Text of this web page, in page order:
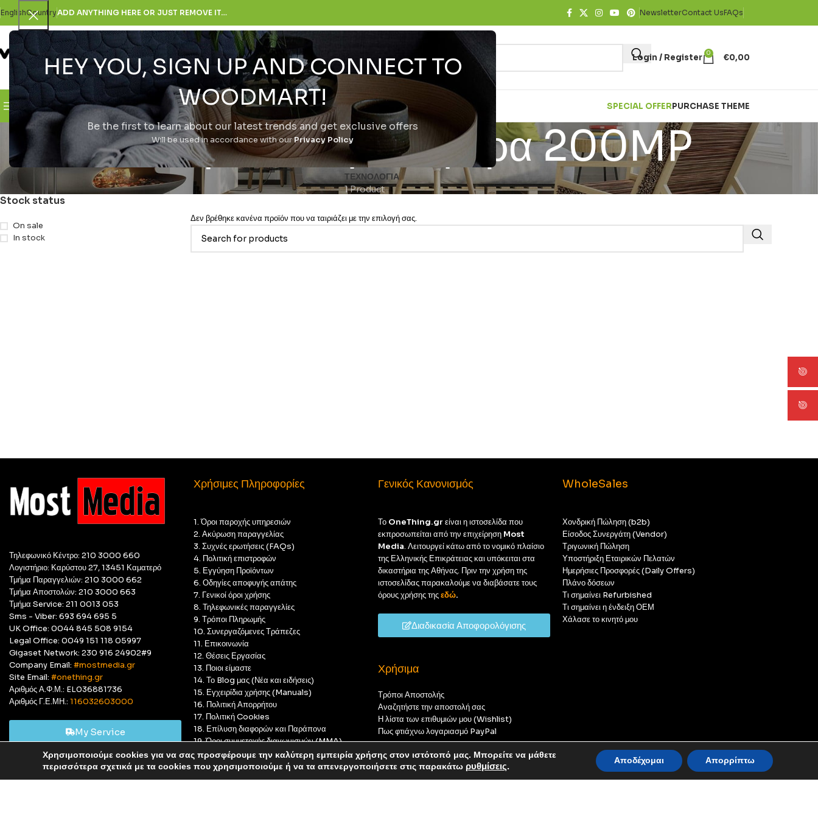
HEY YOU, SIGN UP AND CONNECT TO
WOODMART!
Be the first to learn about our latest trends and get exclusive offers
Will be used in accordance with ourPrivacy Policy
Αυτό είναι ένα δοκιμαστικό κατάστημα για δοκιμαστικούς σκοπούς — καμία παραγγελία δεν θα ολοκληρωθεί.
EnglishCountryADD ANYTHING HERE OR JUST REMOVE IT… NewsletterContact UsFAQs
SELECT CATEGORY
Login / Register 0 €0,00
Browse Categories H Εταιρεία SPECIAL OFFERPURCHASE THEME
smartphone με κάμερα 200MP
ΤΕΧΝΟΛΟΓΊΑ
1 Product
Stock status
On sale
In stock
Δεν βρέθηκε κανένα προϊόν που να ταιριάζει με την επιλογή σας.
Τηλεφωνικό Κέντρο: 210 3000 660
Λογιστήριο: Καρύστου 27, 13451 Καματερό
Τμήμα Παραγγελιών: 210 3000 662
Τμήμα Αποστολών: 210 3000 663
Τμήμα Service: 211 0013 053
Sms - Viber: 693 694 695 5
UK Office: 0044 845 508 9154
Legal Office: 0049 151 118 05997
Gigaset Network: 230 916 24902#9
Company Email: #mostmedia.gr
Site Email: #onething.gr
Αριθμός Α.Φ.Μ.: EL036881736
Αριθμός Γ.Ε.ΜΗ.: 116032603000
My Service
Χρήσιμες Πληροφορίες
1. Όροι παροχής υπηρεσιών
2. Ακύρωση παραγγελίας
3. Συχνές ερωτήσεις (FAQs)
4. Πολιτική επιστροφών
5. Εγγύηση Προϊόντων
6. Οδηγίες αποφυγής απάτης
7. Γενικοί όροι χρήσης
8. Τηλεφωνικές παραγγελίες
9. Τρόποι Πληρωμής
10. Συνεργαζόμενες Τράπεζες
11. Επικοινωνία
12. Θέσεις Εργασίας
13. Ποιοι είμαστε
14. Το Blog μας (Νέα και ειδήσεις)
15. Εγχειρίδια χρήσης (Manuals)
16. Πολιτική Απορρήτου
17. Πολιτική Cookies
18. Επίλυση διαφορών και Παράπονα
19. Όροι συμμετοχής διαγωνισμών (MMA)
20. GDPR Compliant
Γενικός Κανονισμός
Το OneThing.gr είναι η ιστοσελίδα που
εκπροσωπείται από την επιχείρηση Most
Media. Λειτουργεί κάτω από το νομικό πλαίσιο
της Ελληνικής Επικράτειας και υπόκειται στα
δικαστήρια της Αθήνας. Πριν την χρήση της
ιστοσελίδας παρακαλούμε να διαβάσατε τους
όρους χρήσης τηςεδώ.
Διαδικασία Αποφορολόγισης
Χρήσιμα
Τρόποι Αποστολής
Αναζητήστε την αποστολή σας
Η λίστα των επιθυμιών μου (Wishlist)
Πως φτιάχνω λογαριασμό PayPal
WholeSales
Χονδρική Πώληση (b2b)
Είσοδος Συνεργάτη (Vendor)
Τριγωνική Πώληση
Υποστήριξη Εταιρικών Πελατών
Ημερήσιες Προσφορές (Daily Offers)
Πλάνο δόσεων
Τι σημαίνει Refurbished
Τι σημαίνει η ένδειξη ΟΕΜ
Χάλασε το κινητό μου
© Most Media 2011 - 2025, All rights reserved
Χρησιμοποιούμε cookies για να σας προσφέρουμε την καλύτερη εμπειρία χρήσης στον ιστότοπό μας. Μπορείτε να μάθετε
περισσότερα σχετικά με τα cookies που χρησιμοποιούμε ή να τα απενεργοποιήσετε στις παρακάτω ρυθμίσεις. Αποδέχομαι Απορρίπτω